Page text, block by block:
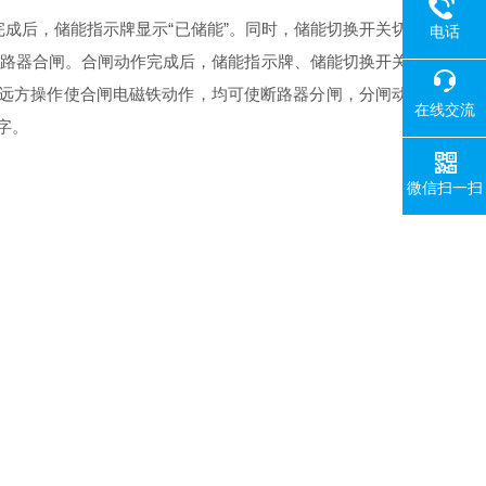
，储能指示牌显示“已储能”。同时，储能切换开关切
器合闸。合闸动作完成后，储能指示牌、储能切换开关
方操作使合闸电磁铁动作，均可使断路器分闸，分闸动
电话
在线交流
微信扫一扫